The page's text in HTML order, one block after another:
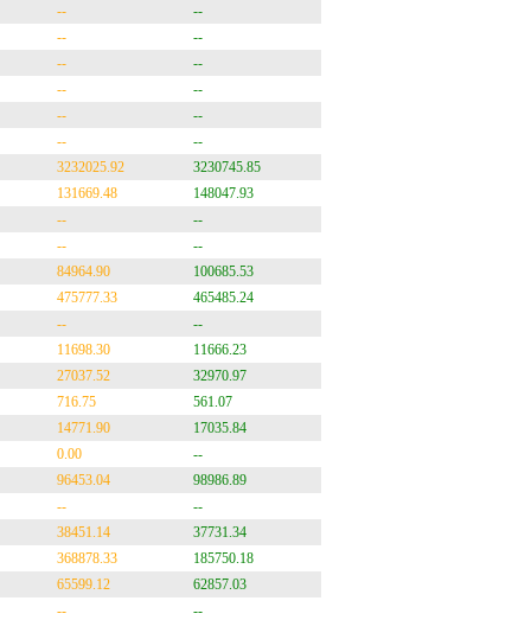
--
--
--
--
--
--
--
--
--
--
--
--
3232025.92
3230745.85
131669.48
148047.93
--
--
--
--
84964.90
100685.53
475777.33
465485.24
--
--
11698.30
11666.23
27037.52
32970.97
716.75
561.07
14771.90
17035.84
0.00
--
96453.04
98986.89
--
--
38451.14
37731.34
368878.33
185750.18
65599.12
62857.03
--
--